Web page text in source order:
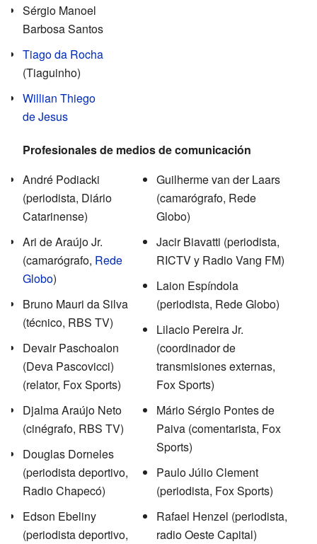
Sérgio Manoel
Barbosa Santos
Tiago da Rocha
(Tiaguinho)
Willian Thiego
de Jesus
Profesionales de medios de comunicación
André Podiacki
(periodista, Diário
Catarinense)
Ari de Araújo Jr.
(camarógrafo, Rede
Globo)
Bruno Mauri da Silva
(técnico, RBS TV)
Devair Paschoalon
(Deva Pascovicci)
(relator, Fox Sports)
Djalma Araújo Neto
(cinégrafo, RBS TV)
Douglas Dorneles
(periodista deportivo,
Radio Chapecó)
Edson Ebeliny
(periodista deportivo,
Guilherme van der Laars
(camarógrafo, Rede
Globo)
Jacir Biavatti (periodista,
RICTV y Radio Vang FM)
Laion Espíndola
(periodista, Rede Globo)
Lilacio Pereira Jr.
(coordinador de
transmisiones externas,
Fox Sports)
Mário Sérgio Pontes de
Paiva (comentarista, Fox
Sports)
Paulo Júlio Clement
(periodista, Fox Sports)
Rafael Henzel (periodista,
radio Oeste Capital)